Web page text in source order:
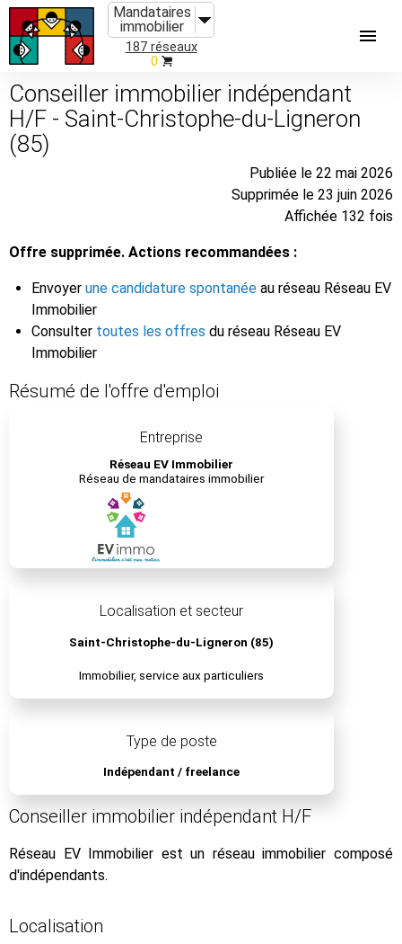
Mandataires
immobilier
187 réseaux
0
Conseiller immobilier indépendant
H/F - Saint-Christophe-du-Ligneron
(85)
Publiée le 22 mai 2026
Supprimée le 23 juin 2026
Affichée 132 fois
Offre supprimée. Actions recommandées :
Envoyer une candidature spontanée au réseau Réseau EV
Immobilier
Consulter toutes les offres du réseau Réseau EV
Immobilier
Résumé de l'offre d'emploi
Entreprise
Réseau EV Immobilier
Réseau de mandataires immobilier
Localisation et secteur
Saint-Christophe-du-Ligneron (85)
Immobilier, service aux particuliers
Type de poste
Indépendant / freelance
Conseiller immobilier indépendant H/F
Réseau EV Immobilier est un réseau immobilier composé
d'indépendants.
Localisation